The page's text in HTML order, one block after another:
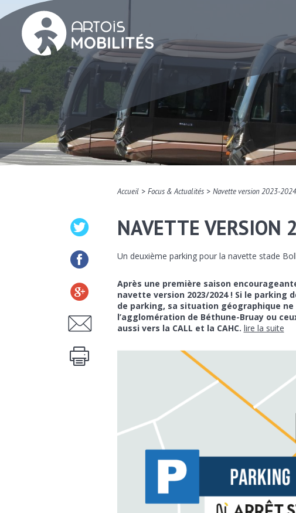
Accueil > Focus & Actualités > Navette version 2023-2024
NAVETTE
Un deuxième parking pour la navette stade
Après une première saison
navette version 2023/2024 ! Si le parking
de parking, sa situation géographique
l’agglomération de Béthune-Bruay ou
aussi vers la CALL et la CAHC. lire la suite